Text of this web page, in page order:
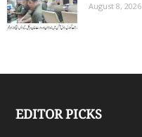
August 8, 2026
EDITOR PICKS